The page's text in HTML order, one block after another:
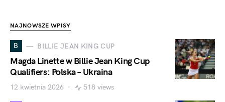
NAJNOWSZE WPISY
B BILLIE JEAN KING CUP
Magda Linette w Billie Jean King Cup
Qualifiers: Polska – Ukraina
12 kwietnia 2026 518 views